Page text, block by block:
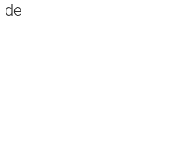
de